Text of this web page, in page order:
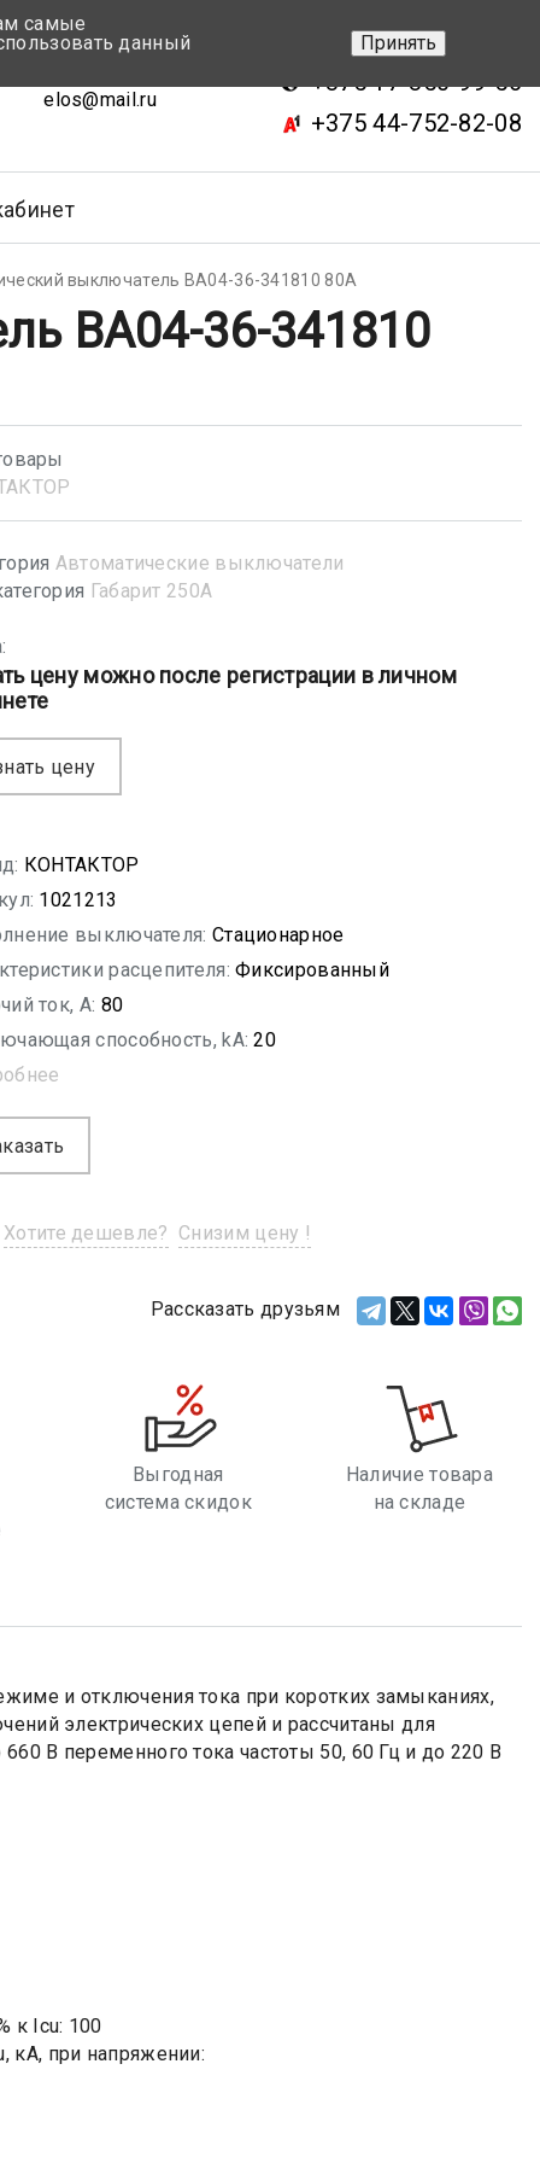
elos@mail.ru
+375 17-343-46-70
+375 17-350-99-56
+375 44-752-82-08
выключатель ВА04-36-341810 80А
ВА04-36-341810
Автоматические выключатели
Габарит 250А
цену можно после регистрации в личном
цену
КОНТАКТОР
1021213
выключателя: Стационарное
расцепителя: Фиксированный
ток, A: 80
способность, kA: 20
Хотите дешевле? Снизим цену !
Рассказать друзьям
Выгодная
система скидок
Наличие товара
на складе
и отключения тока при коротких замыканиях,
электрических цепей и рассчитаны для
В переменного тока частоты 50, 60 Гц и до 220 В
к Icu: 100
кА, при напряжении:
самые
данный
Принять